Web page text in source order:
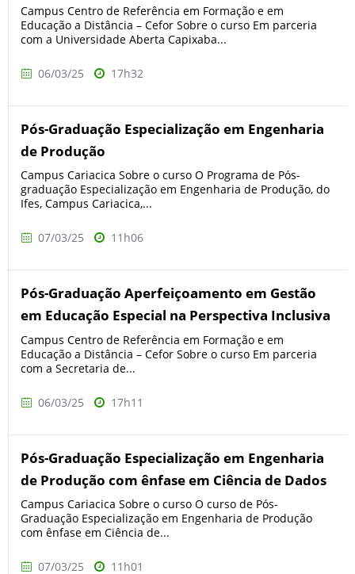
Campus Centro de Referência em Formação e em
Educação a Distância – Cefor Sobre o curso Em parceria
com a Universidade Aberta Capixaba...
06/03/25 17h32
Pós-Graduação Especialização em Engenharia
de Produção
Campus Cariacica Sobre o curso O Programa de Pós-
graduação Especialização em Engenharia de Produção, do
Ifes, Campus Cariacica,...
07/03/25 11h06
Pós-Graduação Aperfeiçoamento em Gestão
em Educação Especial na Perspectiva Inclusiva
Campus Centro de Referência em Formação e em
Educação a Distância – Cefor Sobre o curso Em parceria
com a Secretaria de...
06/03/25 17h11
Pós-Graduação Especialização em Engenharia
de Produção com ênfase em Ciência de Dados
Campus Cariacica Sobre o curso O curso de Pós-
Graduação Especialização em Engenharia de Produção
com ênfase em Ciência de...
07/03/25 11h01